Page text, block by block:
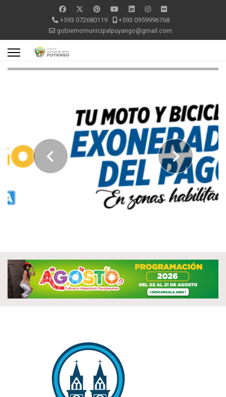
+593 072680119
+593 0959996768
gobiernomunicipalpuyango@gmail.com